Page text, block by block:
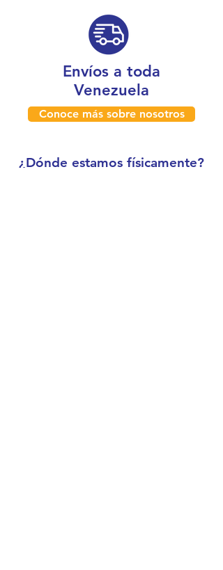
Envíos a toda
Venezuela
Conoce más sobre nosotros
¿Dónde estamos físicamente?